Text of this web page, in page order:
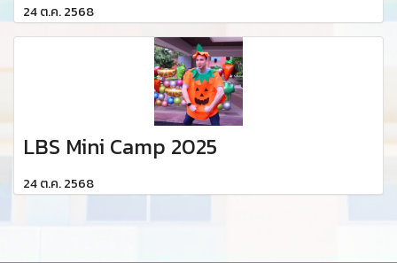
24 ต.ค. 2568
LBS Mini Camp 2025
24 ต.ค. 2568